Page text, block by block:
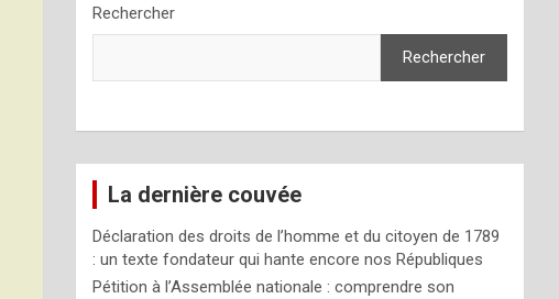
Rechercher
Rechercher
La dernière couvée
Déclaration des droits de l’homme et du citoyen de 1789
: un texte fondateur qui hante encore nos Républiques
Pétition à l’Assemblée nationale : comprendre son